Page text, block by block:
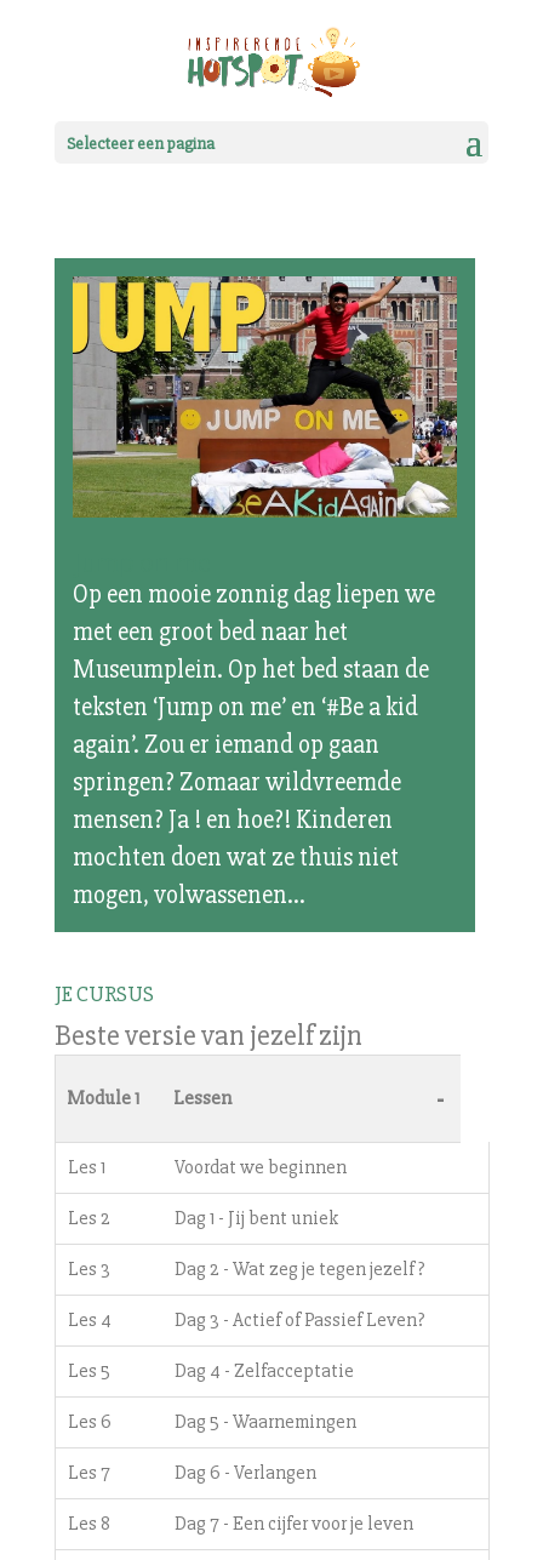
Selecteer een pagina
Op een mooie zonnig dag liepen we
met een groot bed naar het
Museumplein. Op het bed staan de
teksten ‘Jump on me’ en ‘#Be a kid
again’. Zou er iemand op gaan
springen? Zomaar wildvreemde
mensen? Ja ! en hoe?! Kinderen
mochten doen wat ze thuis niet
mogen, volwassenen...
JE CURSUS
Beste versie van jezelf zijn
Module 1 Lessen -
Les 1 Voordat we beginnen
Les 2 Dag 1 - Jij bent uniek
Les 3 Dag 2 - Wat zeg je tegen jezelf?
Les 4 Dag 3 - Actief of Passief Leven?
Les 5 Dag 4 - Zelfacceptatie
Les 6 Dag 5 - Waarnemingen
Les 7 Dag 6 - Verlangen
Les 8 Dag 7 - Een cijfer voor je leven